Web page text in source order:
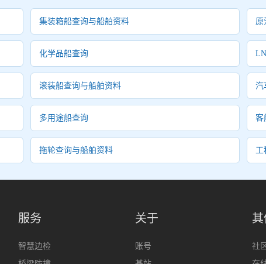
集装箱船查询与船舶资料 原
化学品船查询
滚装船查询与船舶资料 汽
多用途船查询 客
拖轮查询与船舶资料 工
服务
智慧边检
关于
账号
社